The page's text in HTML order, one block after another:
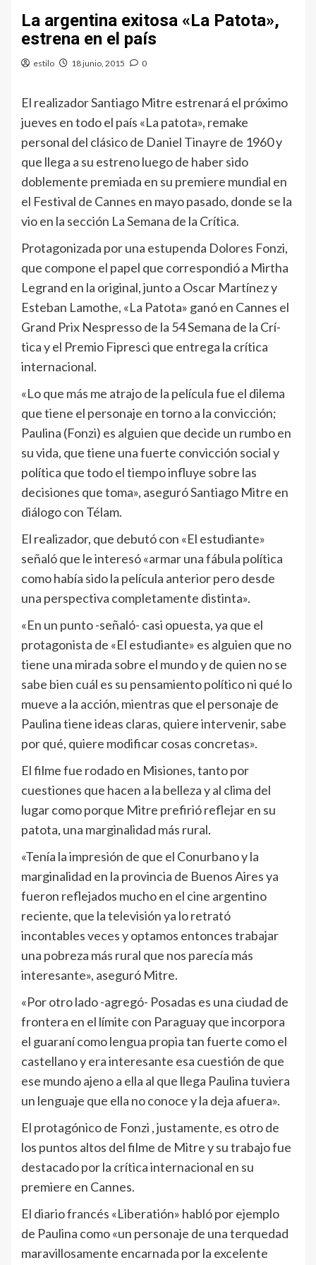
La argentina exitosa «La Patota»,
estrena en el país
estilo 18 junio, 2015 0
El realizador Santiago Mitre estrenará el próximo
jueves en todo el país «La patota», remake
personal del clásico de Daniel Tinayre de 1960 y
que llega a su estreno luego de haber sido
doblemente premiada en su premiere mundial en
el Festival de Cannes en mayo pasado, donde se la
vio en la sección La Semana de la Crítica.
Protagonizada por una estupenda Dolores Fonzi,
que compone el papel que correspondió a Mirtha
Legrand en la original, junto a Oscar Martínez y
Esteban Lamothe, «La Patota» ganó en Cannes el
Grand Prix Nespresso de la 54 Semana de la Crí­
tica y el Premio Fipresci que entrega la crítica
internacional.
«Lo que más me atrajo de la pelí­cula fue el dilema
que tiene el personaje en torno a la convicción;
Paulina (Fonzi) es alguien que decide un rumbo en
su vida, que tiene una fuerte convicción social y
polí­tica que todo el tiempo influye sobre las
decisiones que toma», aseguró Santiago Mitre en
diálogo con Télam.
El realizador, que debutó con «El estudiante»
señaló que le interesó «armar una fábula polí­tica
como habí­a sido la pelí­cula anterior pero desde
una perspectiva completamente distinta».
«En un punto -señaló- casi opuesta, ya que el
protagonista de «El estudiante» es alguien que no
tiene una mirada sobre el mundo y de quien no se
sabe bien cuál es su pensamiento polí­tico ni qué lo
mueve a la acción, mientras que el personaje de
Paulina tiene ideas claras, quiere intervenir, sabe
por qué, quiere modificar cosas concretas».
El filme fue rodado en Misiones, tanto por
cuestiones que hacen a la belleza y al clima del
lugar como porque Mitre prefirió reflejar en su
patota, una marginalidad más rural.
«Tení­a la impresión de que el Conurbano y la
marginalidad en la provincia de Buenos Aires ya
fueron reflejados mucho en el cine argentino
reciente, que la televisión ya lo retrató
incontables veces y optamos entonces trabajar
una pobreza más rural que nos parecí­a más
interesante», aseguró Mitre.
«Por otro lado -agregó- Posadas es una ciudad de
frontera en el lí­mite con Paraguay que incorpora
el guaraní­ como lengua propia tan fuerte como el
castellano y era interesante esa cuestión de que
ese mundo ajeno a ella al que llega Paulina tuviera
un lenguaje que ella no conoce y la deja afuera».
El protagónico de Fonzi , justamente, es otro de
los puntos altos del filme de Mitre y su trabajo fue
destacado por la crítica internacional en su
premiere en Cannes.
El diario francés «Liberatión» habló por ejemplo
de Paulina como «un personaje de una terquedad
maravillosamente encarnada por la excelente